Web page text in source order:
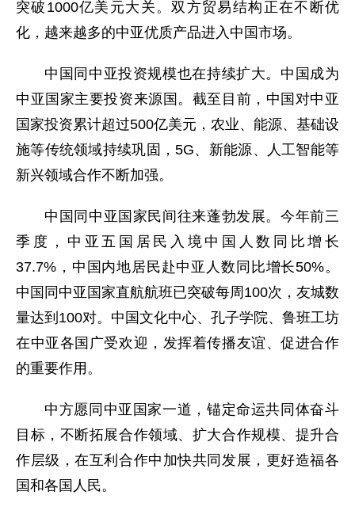
突破1000亿美元大关。双方贸易结构正在不断优
化，越来越多的中亚优质产品进入中国市场。
中国同中亚投资规模也在持续扩大。中国成为
中亚国家主要投资来源国。截至目前，中国对中亚
国家投资累计超过500亿美元，农业、能源、基础设
施等传统领域持续巩固，5G、新能源、人工智能等
新兴领域合作不断加强。
中国同中亚国家民间往来蓬勃发展。今年前三
季度，中亚五国居民入境中国人数同比增长
37.7%，中国内地居民赴中亚人数同比增长50%。
中国同中亚国家直航航班已突破每周100次，友城数
量达到100对。中国文化中心、孔子学院、鲁班工坊
在中亚各国广受欢迎，发挥着传播友谊、促进合作
的重要作用。
中方愿同中亚国家一道，锚定命运共同体奋斗
目标，不断拓展合作领域、扩大合作规模、提升合
作层级，在互利合作中加快共同发展，更好造福各
国和各国人民。